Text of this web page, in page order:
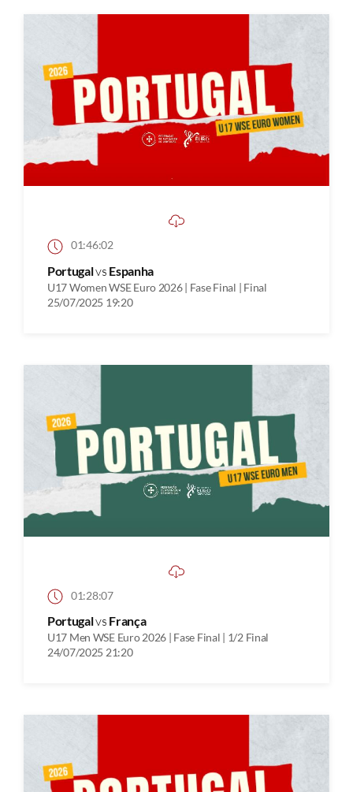
01:46:02
Portugalvs Espanha
U17 Women WSE Euro 2026 | Fase Final | Final
25/07/2025 19:20
01:28:07
Portugalvs França
U17 Men WSE Euro 2026 | Fase Final | 1/2 Final
24/07/2025 21:20